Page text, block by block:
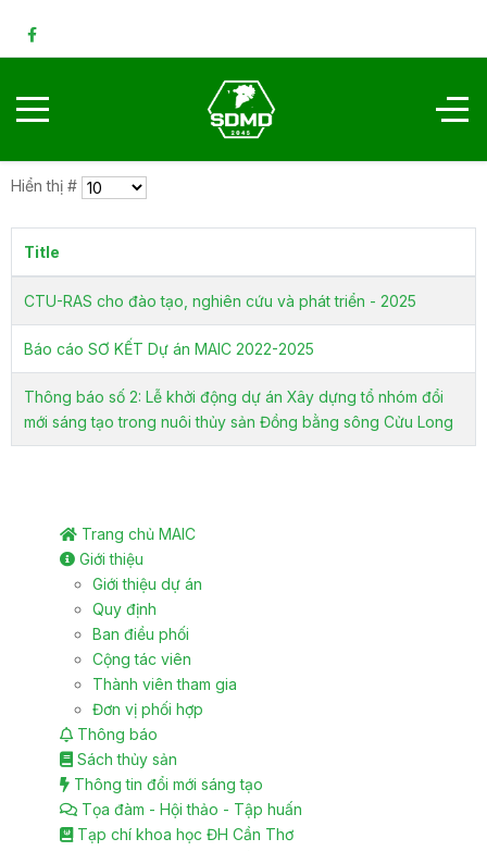
Hiển thị #
Title
CTU-RAS cho đào tạo, nghiên cứu và phát triển - 2025
Báo cáo SƠ KẾT Dự án MAIC 2022-2025
Thông báo số 2: Lễ khởi động dự án Xây dựng tổ nhóm đổi
mới sáng tạo trong nuôi thủy sản Đồng bằng sông Cửu Long
Trang chủ MAIC
Giới thiệu
Giới thiệu dự án
Quy định
Ban điều phối
Cộng tác viên
Thành viên tham gia
Đơn vị phối hợp
Thông báo
Sách thủy sản
Thông tin đổi mới sáng tạo
Tọa đàm - Hội thảo - Tập huấn
Tạp chí khoa học ĐH Cần Thơ